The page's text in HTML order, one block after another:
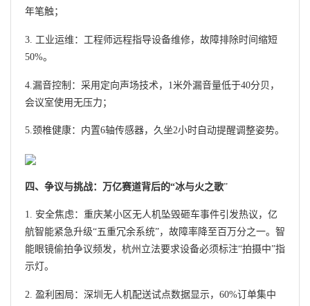
年笔触；
3. 工业运维：工程师远程指导设备维修，故障排除时间缩短
50%。
4.漏音控制：采用定向声场技术，1米外漏音量低于40分贝，
会议室使用无压力；
5.颈椎健康：内置6轴传感器，久坐2小时自动提醒调整姿势。
四、争议与挑战：万亿赛道背后的“冰与火之歌”
1. 安全焦虑：重庆某小区无人机坠毁砸车事件引发热议，亿
航智能紧急升级“五重冗余系统”，故障率降至百万分之一。智
能眼镜偷拍争议频发，杭州立法要求设备必须标注“拍摄中”指
示灯。
2. 盈利困局：深圳无人机配送试点数据显示，60%订单集中